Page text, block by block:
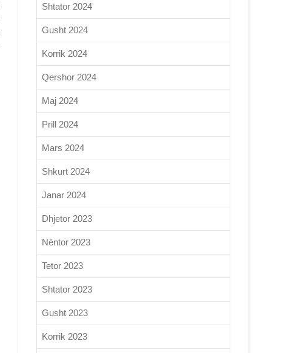
Shtator 2024
Gusht 2024
Korrik 2024
Qershor 2024
Maj 2024
Prill 2024
Mars 2024
Shkurt 2024
Janar 2024
Dhjetor 2023
Nëntor 2023
Tetor 2023
Shtator 2023
Gusht 2023
Korrik 2023